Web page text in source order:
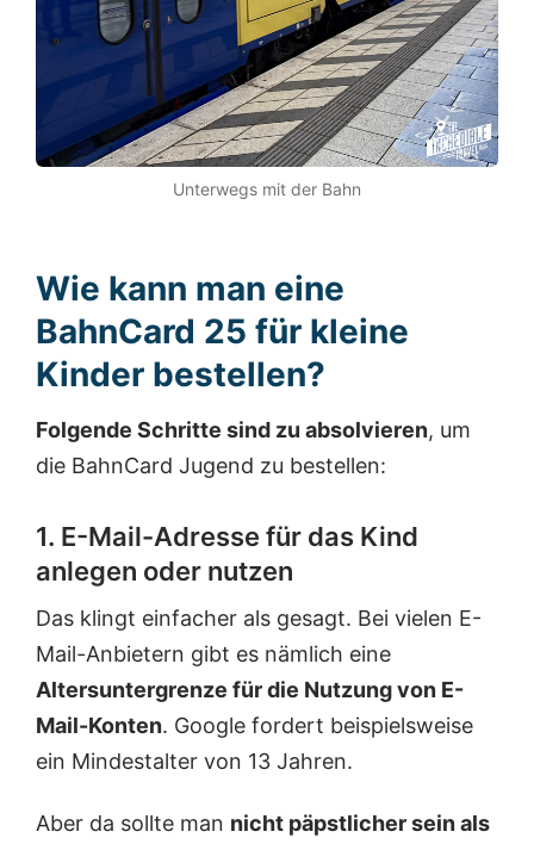
Unterwegs mit der Bahn
Wie kann man eine
BahnCard 25 für kleine
Kinder bestellen?
Folgende Schritte sind zu absolvieren, um
die BahnCard Jugend zu bestellen:
1. E-Mail-Adresse für das Kind
anlegen oder nutzen
Das klingt einfacher als gesagt. Bei vielen E-
Mail-Anbietern gibt es nämlich eine
Altersuntergrenze für die Nutzung von E-
Mail-Konten. Google fordert beispielsweise
ein Mindestalter von 13 Jahren.
Aber da sollte man nicht päpstlicher sein als